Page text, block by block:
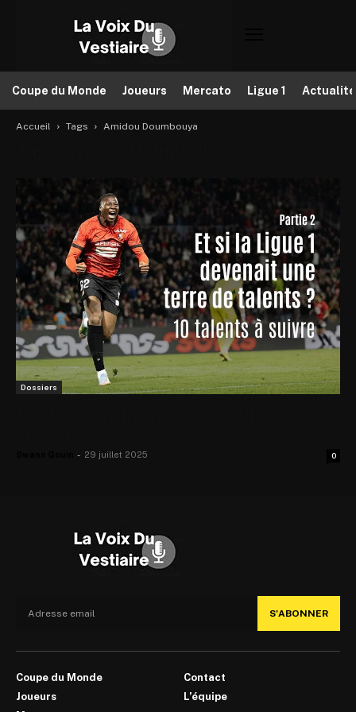
Coupe du Monde Joueurs Mercato Ligue 1
Accueil Tags Amidou Doumbouya
Dossiers
- 29 juillet 2025 0
S'ABONNER
Coupe du Monde
Joueurs
Contact
L’équipe